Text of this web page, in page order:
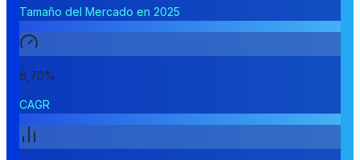
Tamaño del Mercado en 2025
6,70%
CAGR